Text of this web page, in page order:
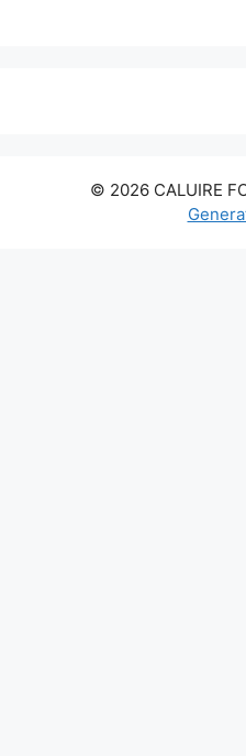
© 2026 CALUIRE